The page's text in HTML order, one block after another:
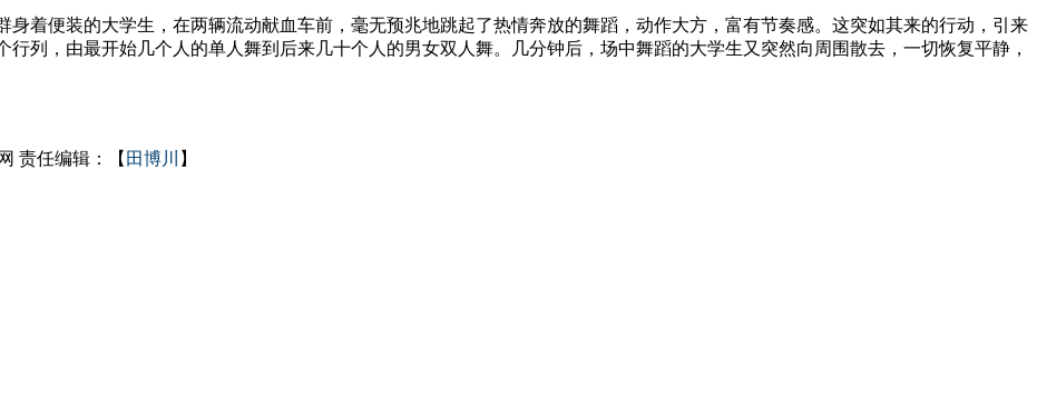
便装的大学生，在两辆流动献血车前，毫无预兆地跳起了热情奔放的舞蹈，动作大方，富有节奏感。这突如其来的行动，引来
列，由最开始几个人的单人舞到后来几十个人的男女双人舞。几分钟后，场中舞蹈的大学生又突然向周围散去，一切恢复平静，
责任编辑：【 田博川 】